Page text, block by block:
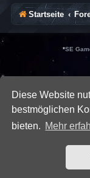
Diese Website
bestmöglichen
bieten. Mehr
Startseite
*SE